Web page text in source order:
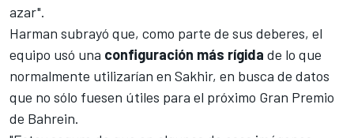
azar".
Harman subrayó que, como parte de sus deberes, el
equipo usó una configuración más rígida de lo que
normalmente utilizarían en Sakhir, en busca de datos
que no sólo fuesen útiles para el próximo Gran Premio
de Bahrein.